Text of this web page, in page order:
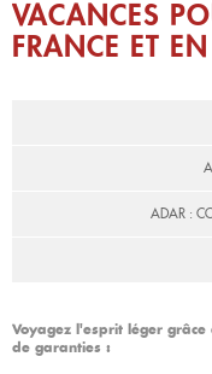
VACANCES
FRANCE ET
ADAR :
Voyagez l'esprit léger
de garanties :